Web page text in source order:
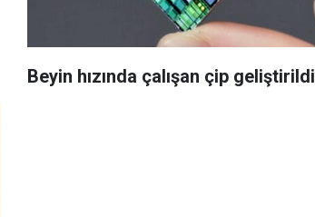
Beyin hızında çalışan çip geliştirildi